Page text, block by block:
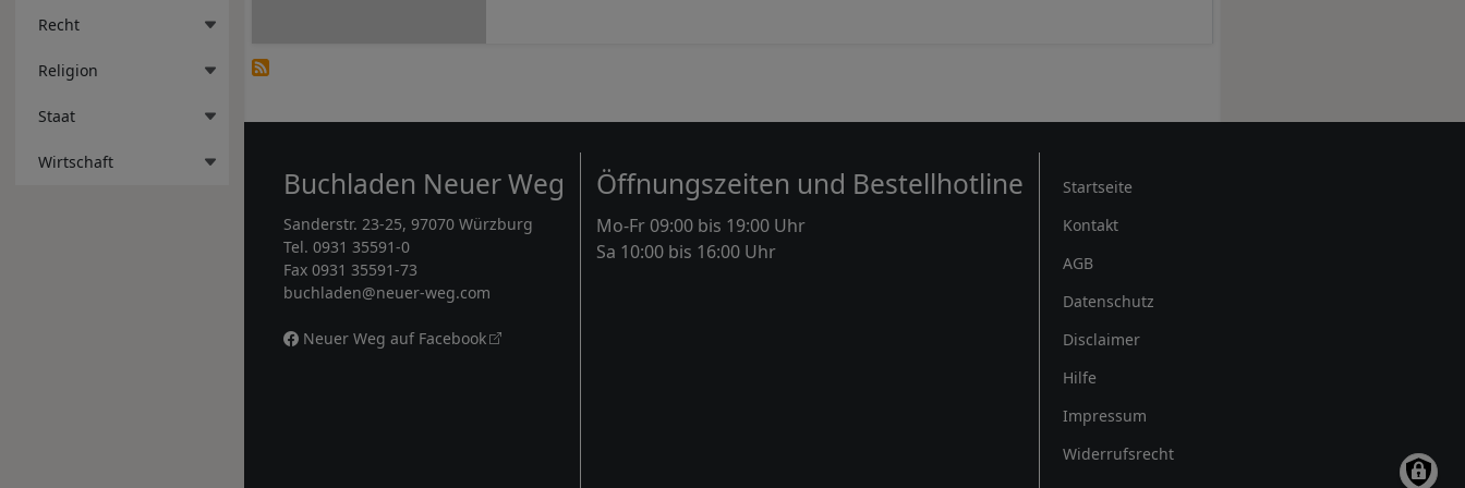
Recht
Religion
Staat
Wirtschaft
Buchladen Neuer Weg
Sanderstr. 23-25, 97070 Würzburg
Tel. 0931 35591-0
Fax 0931 35591-73
buchladen@neuer-weg.com
Neuer Weg auf Facebook
Öffnungszeiten und Bestellhotline
Mo-Fr 09:00 bis 19:00 Uhr
Sa 10:00 bis 16:00 Uhr
Rechtliches
Startseite
Kontakt
AGB
Datenschutz
Disclaimer
Hilfe
Impressum
Widerrufsrecht